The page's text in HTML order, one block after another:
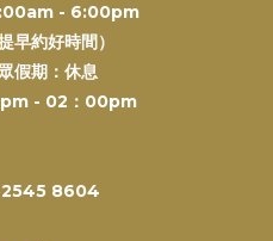
- 6:00pm
早約好時間）
假期：休息
- 02：00pm
2545 8604